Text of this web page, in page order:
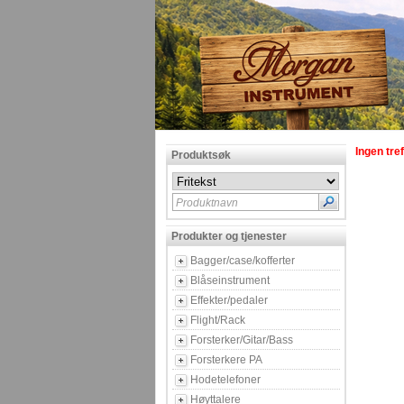
Produktsøk
Produktnavn
Produkter og tjenester
Bagger/case/kofferter
Blåseinstrument
Effekter/pedaler
Flight/Rack
Forsterker/Gitar/Bass
Forsterkere PA
Hodetelefoner
Høyttalere
Ingen